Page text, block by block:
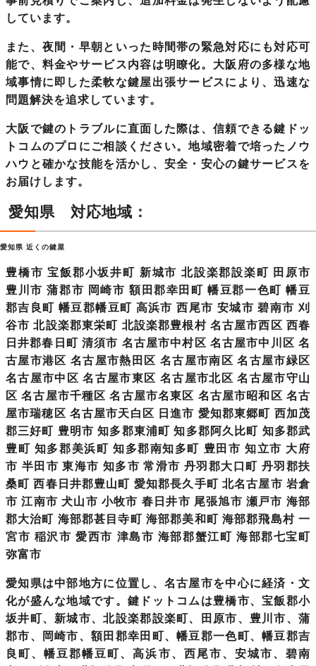
しています。
また、夜間・早朝といった時間帯の緊急対応にも対応可
能で、料金やサービス内容は明瞭化。 大阪府の多様な地
域事情に即した柔軟な鍵屋出張サービスにより、迅速な
問題解決を追求しています。
大阪で鍵のトラブルに直面した際は、信頼できる鍵ドッ
トコムのプロにご相談ください。地域密着で培ったノウ
ハウと確かな技能を活かし、安全・安心の鍵サービスを
お届けします。
愛知県 対応地域：
愛知県 近くの鍵屋
豊橋市 宝飯郡小坂井町 新城市 北設楽郡設楽町 田原市
豊川市 蒲郡市 岡崎市 額田郡幸田町 幡豆郡一色町 幡豆
郡吉良町 幡豆郡幡豆町 高浜市 西尾市 安城市 碧南市 刈
谷市 北設楽郡東栄町 北設楽郡豊根村 名古屋市西区 西春
日井郡春日町 清須市 名古屋市中村区 名古屋市中川区 名
古屋市港区 名古屋市熱田区 名古屋市南区 名古屋市緑区
名古屋市中区 名古屋市東区 名古屋市北区 名古屋市守山
区 名古屋市千種区 名古屋市名東区 名古屋市昭和区 名古
屋市瑞穂区 名古屋市天白区 日進市 愛知郡東郷町 西加茂
郡三好町 豊明市 知多郡東浦町 知多郡阿久比町 知多郡武
豊町 知多郡美浜町 知多郡南知多町 豊田市 知立市 大府
市 半田市 東海市 知多市 常滑市 丹羽郡大口町 丹羽郡扶
桑町 西春日井郡豊山町 愛知郡長久手町 北名古屋市 岩倉
市 江南市 犬山市 小牧市 春日井市 尾張旭市 瀬戸市 海部
郡大治町 海部郡甚目寺町 海部郡美和町 海部郡飛島村 一
宮市 稲沢市 愛西市 津島市 海部郡蟹江町 海部郡七宝町
弥富市
愛知県は中部地方に位置し、名古屋市を中心に経済・文
化が盛んな地域です。鍵ドットコムは豊橋市、宝飯郡小
坂井町、新城市、北設楽郡設楽町、田原市、豊川市、蒲
郡市、岡崎市、額田郡幸田町、幡豆郡一色町、幡豆郡吉
良町、幡豆郡幡豆町、高浜市、西尾市、安城市、碧南